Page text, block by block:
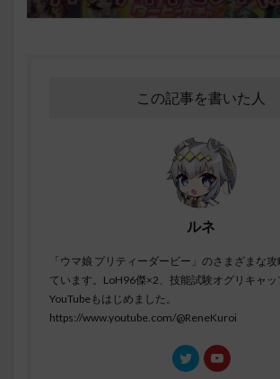
この記事を書いた人
ルネ
「ウマ娘 プリティーダービー」のさまざまな
ています。LoH96傑×2、技能試験オグリキャ
YouTubeもはじめました。
https://www.youtube.com/@ReneKuroi